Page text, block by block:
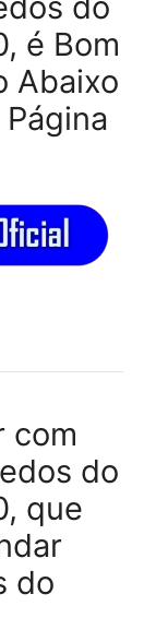
é Bom
Abaixo
com
do
que
do